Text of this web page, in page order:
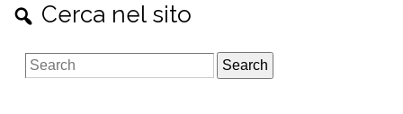
Cerca nel sito
S
e